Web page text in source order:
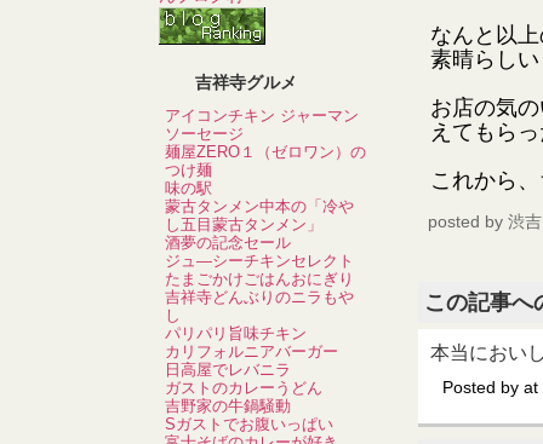
吉祥寺グルメ
アイコンチキン ジャーマン
ソーセージ
麺屋ZERO１（ゼロワン）の
つけ麺
味の駅
蒙古タンメン中本の「冷や
し五目蒙古タンメン」
酒夢の記念セール
ジュ―シーチキンセレクト
たまごかけごはんおにぎり
吉祥寺どんぶりのニラもや
し
パリパリ旨味チキン
カリフォルニアバーガー
日高屋でレバニラ
ガストのカレーうどん
吉野家の牛鍋騒動
Sガストでお腹いっぱい
なんと以
素晴らし
お店の気
えてもら
これから
posted by 渋吉
この記事へ
本当におい
Posted by at